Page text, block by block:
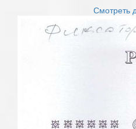
Смотреть